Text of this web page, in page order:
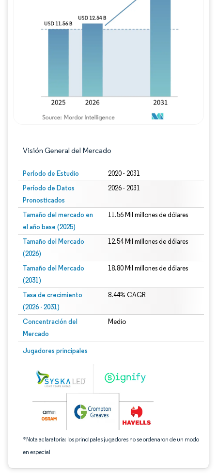
Visión General del Mercado
Período de Estudio 2020 - 2031
Período de Datos
Pronosticados
2026 - 2031
Tamaño del mercado en
el año base (2025)
11.56 Mil millones de dólares
Tamaño del Mercado
(2026)
12.54 Mil millones de dólares
Tamaño del Mercado
(2031)
18.80 Mil millones de dólares
Tasa de crecimiento
(2026 - 2031)
8.44% CAGR
Concentración del
Mercado
Medio
Jugadores principales
*Nota aclaratoria: los principales jugadores no se ordenaron de un modo
en especial
Imagen © Mordor Intelligence. El uso requiere atribución según CC BY 4.0.